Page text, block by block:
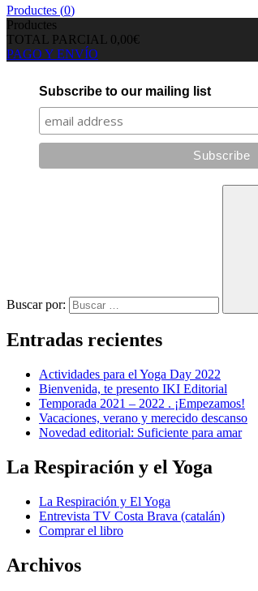
Productes (0)
Productes
TOTAL PARCIAL 0,00€
PAGO Y ENVÍO
Subscribe to our mailing list
Buscar por:
Entradas recientes
Actividades para el Yoga Day 2022
Bienvenida, te presento IKI Editorial
Temporada 2021 – 2022 . ¡Empezamos!
Vacaciones, verano y merecido descanso
Novedad editorial: Suficiente para amar
La Respiración y el Yoga
La Respiración y El Yoga
Entrevista TV Costa Brava (catalán)
Comprar el libro
Archivos